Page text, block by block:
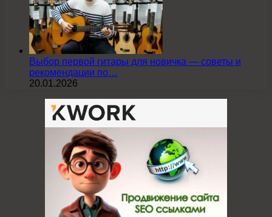
Выбор первой гитары для новичка — советы и
рекомендации по…
20.01.2026